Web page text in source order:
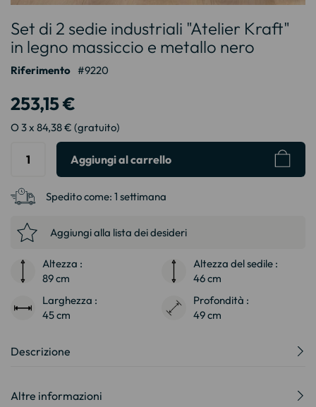
all'inizio
della
galleria
di
Set di 2 sedie industriali "Atelier Kraft"
in legno massiccio e metallo nero
Riferimento 9220
253,15 €
O 3 x 84,38 € (gratuito)
Aggiungi al carrello
Spedito come: 1 settimana
Aggiungi alla lista dei desideri
Altezza :
89 cm
Altezza del sedile :
46 cm
Larghezza :
45 cm
Profondità :
49 cm
Descrizione
Altre informazioni